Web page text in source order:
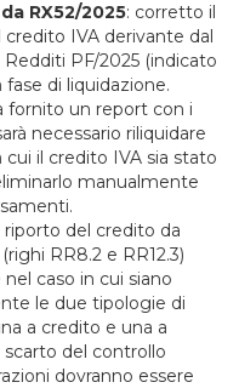
RX52/2025: corretto il
credito IVA derivante dal
Redditi PF/2025 (indicato
di liquidazione.
fornito un report con i
necessario riliquidare
cui il credito IVA sia stato
manualmente
del credito da
RR8.2 e RR12.3)
caso in cui siano
le due tipologie di
a credito e una a
del controllo
dovranno essere